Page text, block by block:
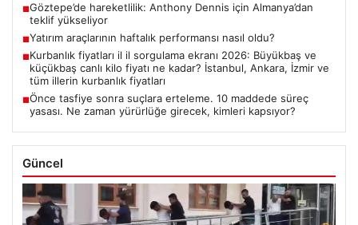
■Göztepe’de hareketlilik: Anthony Dennis için Almanya’dan
teklif yükseliyor
■Yatırım araçlarının haftalık performansı nasıl oldu?
■Kurbanlık fiyatları il il sorgulama ekranı 2026: Büyükbaş ve
küçükbaş canlı kilo fiyatı ne kadar? İstanbul, Ankara, İzmir ve
tüm illerin kurbanlık fiyatları
■Önce tasfiye sonra suçlara erteleme. 10 maddede süreç
yasası. Ne zaman yürürlüğe girecek, kimleri kapsıyor?
Güncel